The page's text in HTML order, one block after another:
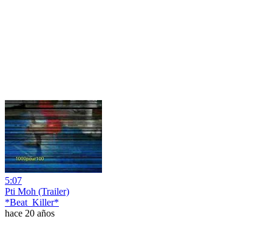
5:07
Pti Moh (Trailer)
*Beat_Killer*
hace 20 años